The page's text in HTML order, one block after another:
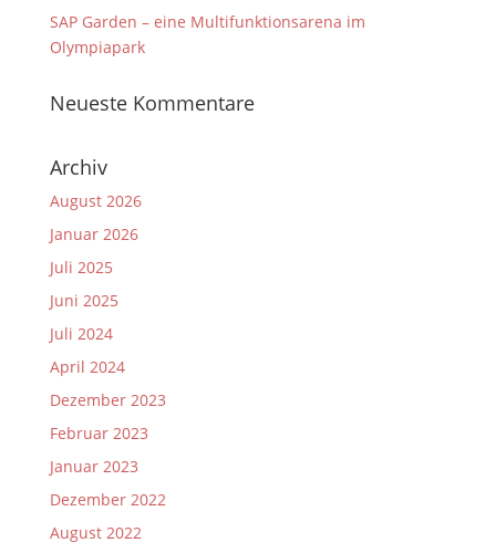
SAP Garden – eine Multifunktionsarena im
Olympiapark
Neueste Kommentare
Archiv
August 2026
Januar 2026
Juli 2025
Juni 2025
Juli 2024
April 2024
Dezember 2023
Februar 2023
Januar 2023
Dezember 2022
August 2022